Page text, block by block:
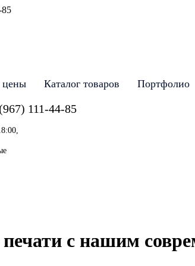
85
цены Каталог товаров Портфолио
111-44-85
с нашим